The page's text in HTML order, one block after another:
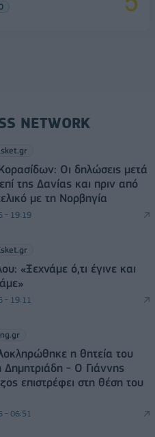
NETWORK
Οι δηλώσεις μετά
της Δανίας και πριν από
με τη Νορβηγία
- 19:19
«Ξεχνάμε ό,τι έγινε και
- 19:11
η θητεία του
Δημητριάδη - Ο Γιάννης
επιστρέφει στη θέση του
- 06:51